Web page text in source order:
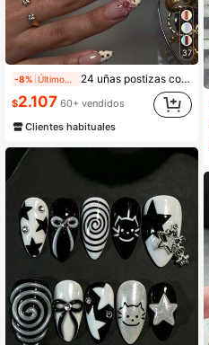
37
-8% 24 uñas postizas con forma de almendra, estampado de lunares amarillos, decoración de flores 3D con cuentas metálicas, set de uñas acrílicas falsas, incluye: 1 pieza de gel de gelatina y 1 pieza de lima de uñas, manicura de lunares y uñas de verano
$2.107 60+ vendidos
Clientes habituales